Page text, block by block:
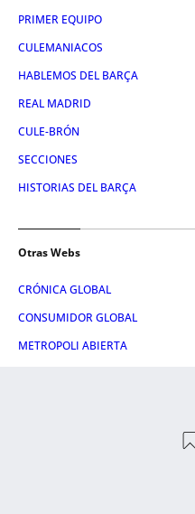
PRIMER EQUIPO
CULEMANIACOS
HABLEMOS DEL BARÇA
REAL MADRID
CULE-BRÓN
SECCIONES
HISTORIAS DEL BARÇA
Otras Webs
CRÓNICA GLOBAL
CONSUMIDOR GLOBAL
METROPOLI ABIERTA